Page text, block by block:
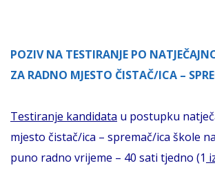
POZIV NA TESTIRANJE PO
ZA RADNO MJESTO ČISTAČ/ICA –
Testiranje kandidata u postupku
mjesto čistač/ica – spremač/ica škole
puno radno vrijeme – 40 sati tjedno (1